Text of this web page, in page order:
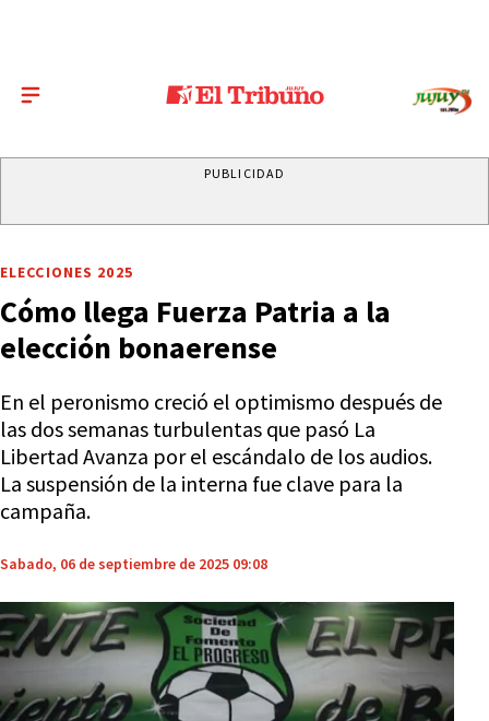
PUBLICIDAD
ELECCIONES 2025
Cómo llega Fuerza Patria a la
elección bonaerense
En el peronismo creció el optimismo después de
las dos semanas turbulentas que pasó La
Libertad Avanza por el escándalo de los audios.
La suspensión de la interna fue clave para la
campaña.
Sabado, 06 de septiembre de 2025 09:08